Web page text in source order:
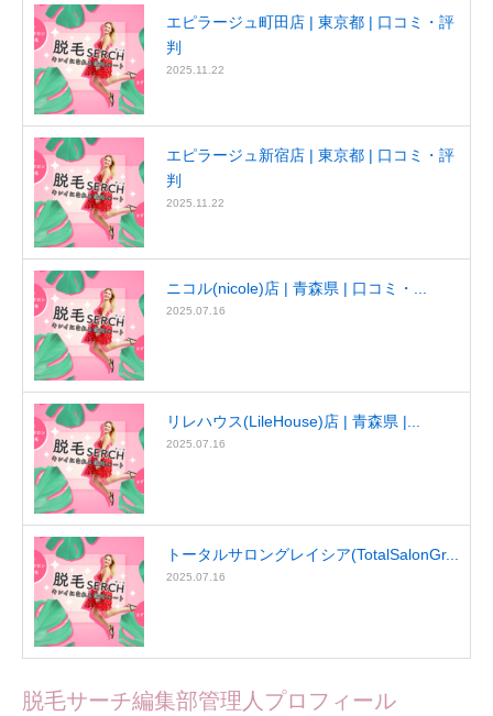
エピラージュ町田店 | 東京都 | 口コミ・評
判
2025.11.22
エピラージュ新宿店 | 東京都 | 口コミ・評
判
2025.11.22
ニコル(nicole)店 | 青森県 | 口コミ・...
2025.07.16
リレハウス(LileHouse)店 | 青森県 |...
2025.07.16
トータルサロングレイシア(TotalSalonGr...
2025.07.16
脱毛サーチ編集部管理人プロフィール